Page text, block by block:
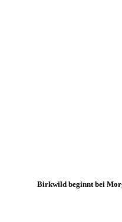
Birkwild beginnt bei